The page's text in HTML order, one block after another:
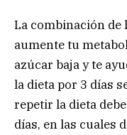
La combinación de
aumente tu
azúcar baja y te
la dieta por 3 días
repetir la dieta
días, en las cuales